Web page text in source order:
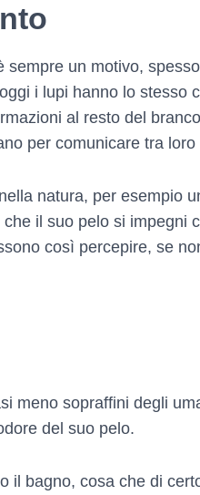
un motivo,
i lupi hanno lo stesso
al resto del
per comunicare tra
natura, per esempio
il suo pelo si impegni
così percepire, se
meno sopraffini degli
del suo pelo.
il bagno, cosa che di